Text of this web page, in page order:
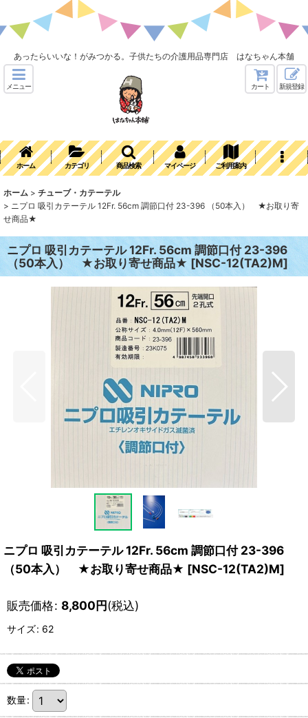
あったらいいな！がみつかる。子供たちの介護用品専門店 はなちゃん本舗
メニュー カート 新規登録
ホーム カテゴリ 商品検索 マイページ ご利用案内
ホーム > チューブ・カテーテル
> ニプロ 吸引カテーテル 12Fr. 56cm 調節口付 23-396 （50本入） ★お取り寄
せ商品★
ニプロ 吸引カテーテル 12Fr. 56cm 調節口付 23-396
（50本入） ★お取り寄せ商品★ [NSC-12(TA2)M]
ニプロ 吸引カテーテル 12Fr. 56cm 調節口付 23-396
（50本入） ★お取り寄せ商品★ [NSC-12(TA2)M]
販売価格: 8,800円(税込)
サイズ: 62
数量: